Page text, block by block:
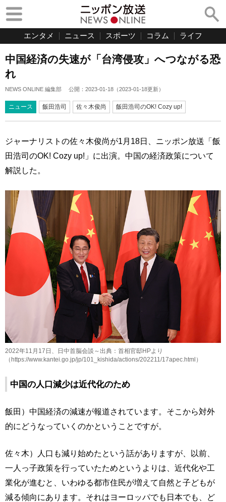
エンタメ ニュース スポーツ コラム ライフ
中国経済の失速が「台湾侵攻」へつながる恐
れ
NEWS ONLINE 編集部 公開： 2023-01-18 （2023-01-18更新）
ニュース 飯田浩司 佐々木俊尚 飯田浩司のOK! Cozy up!
ジャーナリストの佐々木俊尚が1月18日、ニッポン放送「飯
田浩司のOK! Cozy up!」に出演。中国の経済政策について
解説した。
2022年11月17日、日中首脳会談～出典：首相官邸HPより
（https://www.kantei.go.jp/jp/101_kishida/actions/202211/17apec.html）
中国の人口減少は近代化のため
飯田）中国経済の減速が報道されています。そこから対外
的にどうなっていくのかということですが。
佐々木）人口も減り始めたという話がありますが、以前、
一人っ子政策を行っていたためというよりは、近代化や工
業化が進むと、いわゆる都市住民が増えて自然と子どもが
減る傾向にあります。それはヨーロッパでも日本でも、ど